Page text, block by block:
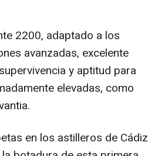
2200, adaptado a los
avanzadas, excelente
y aptitud para
elevadas, como
en los astilleros de Cádiz